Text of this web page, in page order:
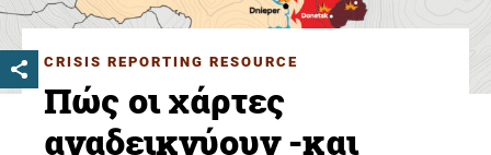
CRISIS REPORTING RESOURCE
Πώς οι χάρτες
αναδεικνύουν -και